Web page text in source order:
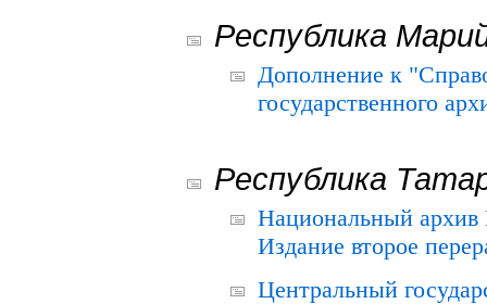
Республика
Дополнение к
государственного
Республика
Национальный архив
Издание второе
Центральный